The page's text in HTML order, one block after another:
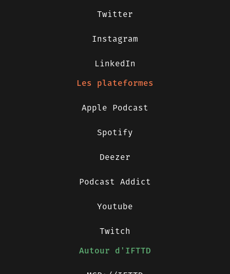
Twitter
Instagram
LinkedIn
Les plateformes
Apple Podcast
Spotify
Deezer
Podcast Addict
Youtube
Twitch
Autour d'IFTTD